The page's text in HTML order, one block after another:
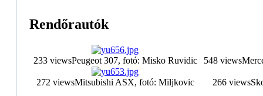
Rendőrautók
233 viewsPeugeot 307, fotó: Misko Ruvidic 548 views
272 viewsMitsubishi ASX, fotó: Miljkovic 266 views